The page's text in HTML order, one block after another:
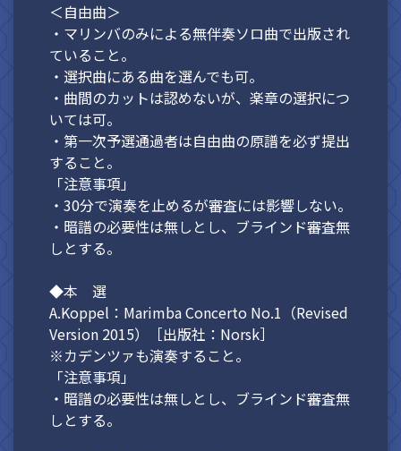
＜自由曲＞
・マリンバのみによる無伴奏ソロ曲で出版され
ていること。
・選択曲にある曲を選んでも可。
・曲間のカットは認めないが、楽章の選択につ
いては可。
・第一次予選通過者は自由曲の原譜を必ず提出
すること。
「注意事項」
・30分で演奏を止めるが審査には影響しない。
・暗譜の必要性は無しとし、ブラインド審査無
しとする。
◆本 選
A.Koppel：Marimba Concerto No.1（Revised
Version 2015）［出版社：Norsk］
※カデンツァも演奏すること。
「注意事項」
・暗譜の必要性は無しとし、ブラインド審査無
しとする。